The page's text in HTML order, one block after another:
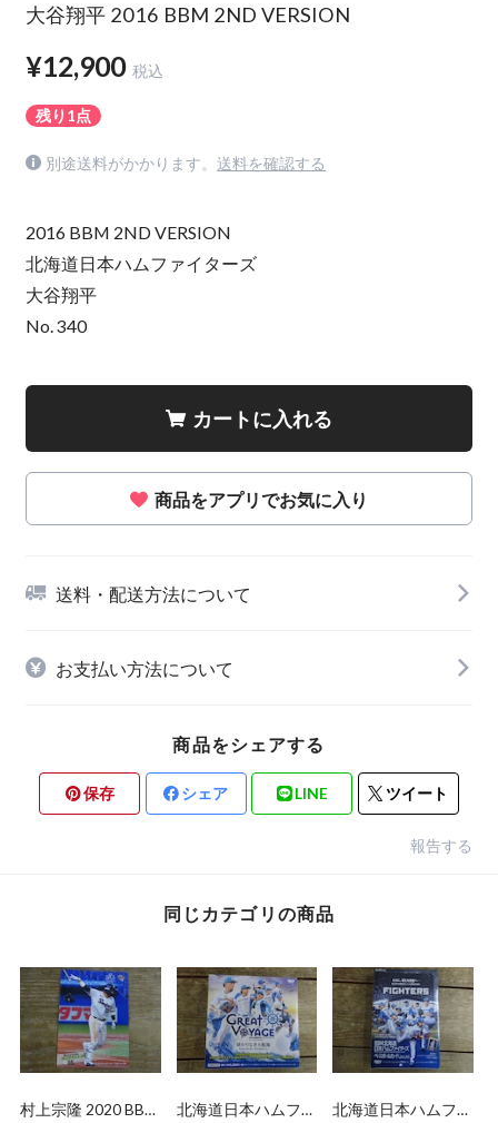
大谷翔平 2016 BBM 2ND VERSION
¥12,900 税込
残り1点
別途送料がかかります。 送料を確認する
2016 BBM 2ND VERSION
北海道日本ハムファイターズ
大谷翔平
No. 340
カートに入れる
商品をアプリでお気に入り
送料・配送方法について
お支払い方法について
商品をシェアする
保存 シェア LINE ツイート
報告する
同じカテゴリの商品
村上宗隆 2020 BBM
北海道日本ハムファ
北海道日本ハムファ